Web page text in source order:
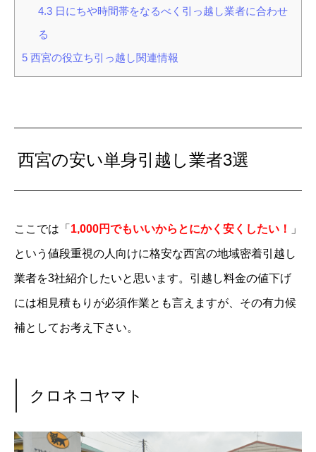
4.3日にちや時間帯をなるべく引っ越し業者に合わせ
る
5 西宮の役立ち引っ越し関連情報
西宮の安い単身引越し業者3選
ここでは「 1,000円でもいいからとにかく安くしたい！ 」
という値段重視の人向けに格安な西宮の地域密着引越し
業者を3社紹介したいと思います。引越し料金の値下げ
には相見積もりが必須作業とも言えますが、その有力候
補としてお考え下さい。
クロネコヤマト